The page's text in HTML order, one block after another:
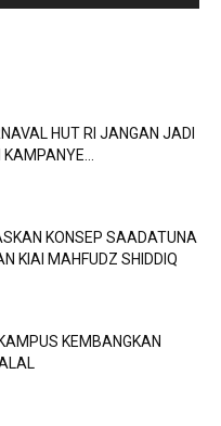
HUT RI JANGAN JADI
KONSEP SAADATUNA
KIAI MAHFUDZ SHIDDIQ
KEMBANGKAN